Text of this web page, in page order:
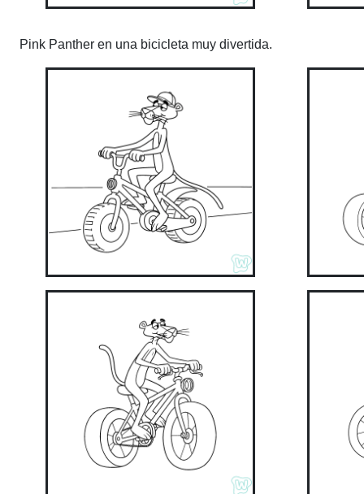
Pink Panther en una bicicleta muy divertida.